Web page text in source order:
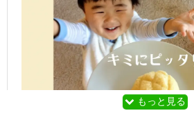
もっと見る